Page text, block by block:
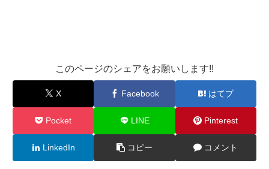
このページのシェアをお願いします!!
X Facebook はてブ
Pocket LINE Pinterest
LinkedIn コピー コメント